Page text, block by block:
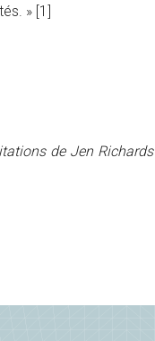
» [1]
de Jen Richards